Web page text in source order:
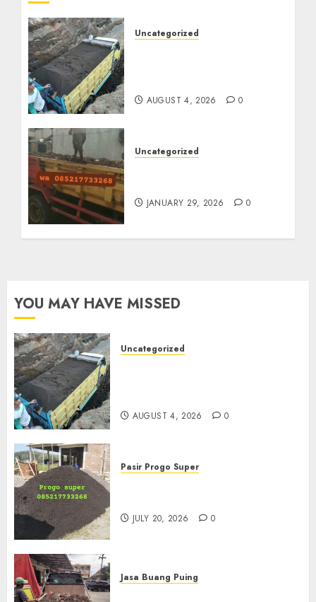
Uncategorized
AUGUST 4, 2026 0
Uncategorized
JANUARY 29, 2026 0
YOU MAY HAVE MISSED
Uncategorized
AUGUST 4, 2026 0
Pasir Progo Super
JULY 20, 2026 0
Jasa Buang Puing